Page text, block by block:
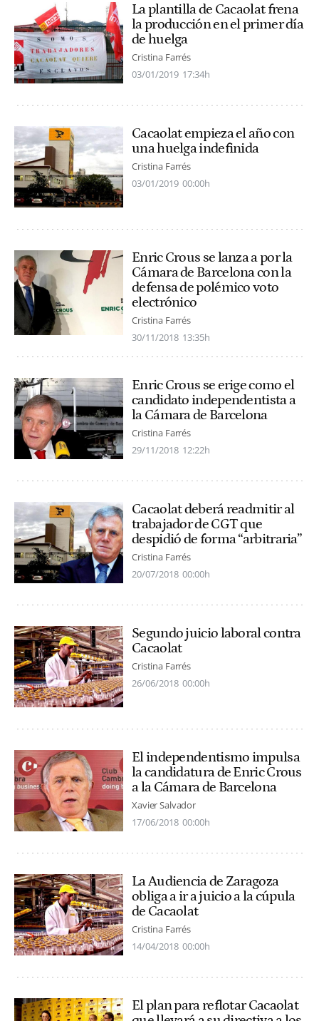
La plantilla de Cacaolat frena
la producción en el primer día
de huelga
Cristina Farrés
03/01/2019 17:34h
Cacaolat empieza el año con
una huelga indefinida
Cristina Farrés
03/01/2019 00:00h
Enric Crous se lanza a por la
Cámara de Barcelona con la
defensa de polémico voto
electrónico
Cristina Farrés
30/11/2018 13:35h
Enric Crous se erige como el
candidato independentista a
la Cámara de Barcelona
Cristina Farrés
29/11/2018 12:22h
Cacaolat deberá readmitir al
trabajador de CGT que
despidió de forma “arbitraria”
Cristina Farrés
20/07/2018 00:00h
Segundo juicio laboral contra
Cacaolat
Cristina Farrés
26/06/2018 00:00h
El independentismo impulsa
la candidatura de Enric Crous
a la Cámara de Barcelona
Xavier Salvador
17/06/2018 00:00h
La Audiencia de Zaragoza
obliga a ir a juicio a la cúpula
de Cacaolat
Cristina Farrés
14/04/2018 00:00h
El plan para reflotar Cacaolat